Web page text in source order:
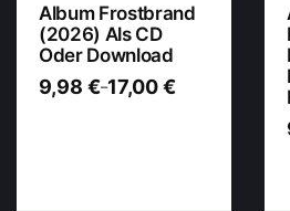
Album Frostbrand
(2026) Als CD
Oder Download
9,98 €–17,00€